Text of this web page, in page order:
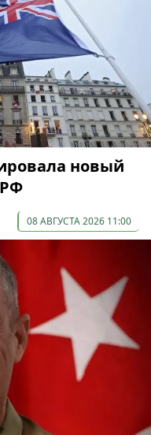
новый
08 АВГУСТА 2026 11:00